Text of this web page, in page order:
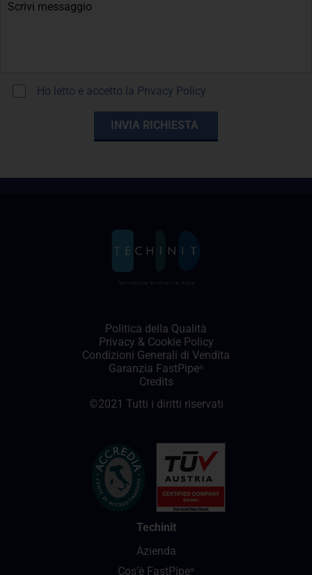
Ho letto e accetto la Privacy Policy
Politica della Qualità
Privacy & Cookie Policy
Condizioni Generali di Vendita
Garanzia FastPipe ®
Credits
©2021 Tutti i diritti riservati
Techinit
Azienda
Cos’è FastPipe ®